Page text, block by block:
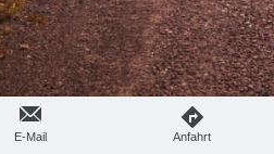
E-Mail Anfahrt